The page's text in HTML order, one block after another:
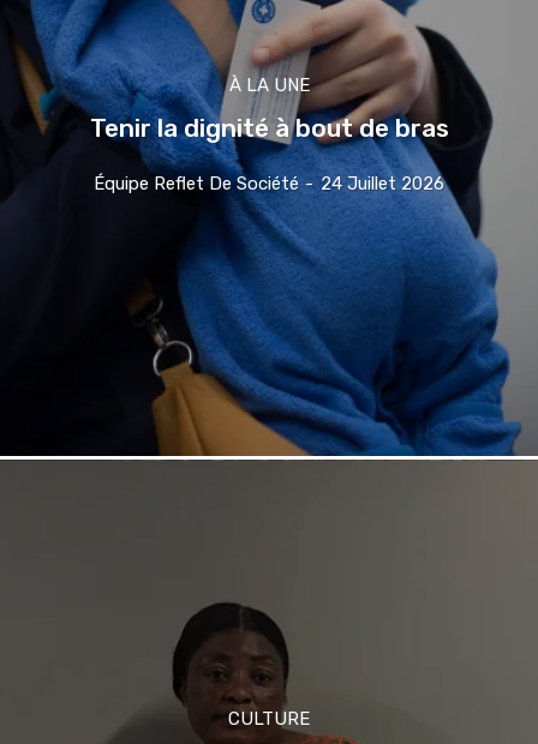
À LA UNE
Tenir la dignité à bout de bras
Équipe Reflet De Société - 24 Juillet 2026
CULTURE